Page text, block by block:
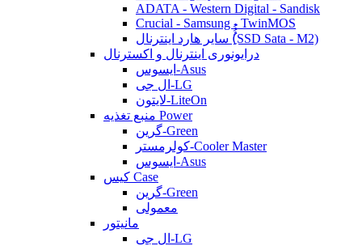
ADATA - Western Digital - Sandisk
Crucial - Samsung - TwinMOS
سایر هارد اینترنال (ُُُِSSD Sata - M2)
درایونوری اینترنال و اکسترنال
ایسوس-Asus
ال جی-LG
لایتون-LiteOn
منبع تغذیه Power
گرین-Green
کولرمستر-Cooler Master
ایسوس-Asus
کیس Case
گرین-Green
معمولی
مانیتور
ال جی-LG